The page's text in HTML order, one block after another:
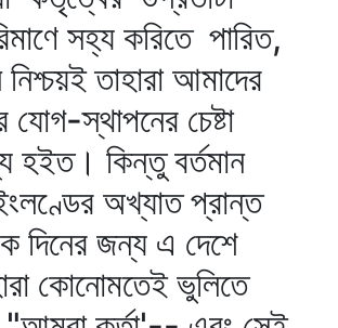
সহ্য করিতে পারিত,
তাহারা আমাদের
যোগ-স্থাপনের চেষ্টা
হইত। কিন্তু বর্তমান
অখ্যাত প্রান্ত
দিনের জন্য এ দেশে
কোনোমতেই ভুলিতে